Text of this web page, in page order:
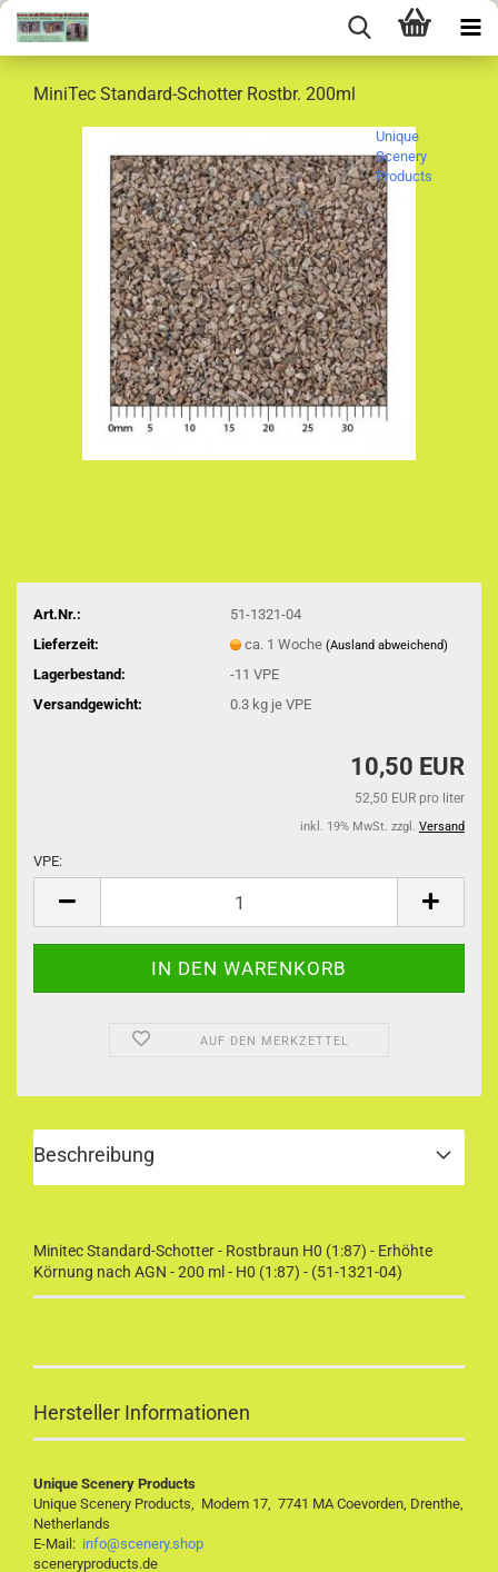
MiniTec Standard-Schotter Rostbr. 200ml
Unique
Scenery
Products
Art.Nr.:
51-1321-04
Lieferzeit:
ca. 1 Woche (Ausland abweichend)
Lagerbestand: -11 VPE
Versandgewicht:
0.3kg je VPE
10,50 EUR
52,50 EUR pro liter
inkl. 19% MwSt. zzgl. Versand
VPE:
AUF DEN MERKZETTEL
Beschreibung
Minitec Standard-Schotter - Rostbraun H0 (1:87) - Erhöhte
Körnung nach AGN - 200 ml - H0 (1:87) - (51-1321-04)
Hersteller Informationen
Unique Scenery Products
Unique Scenery Products, Modem 17, 7741 MA Coevorden, Drenthe,
Netherlands
E-Mail: info@scenery.shop
sceneryproducts.de